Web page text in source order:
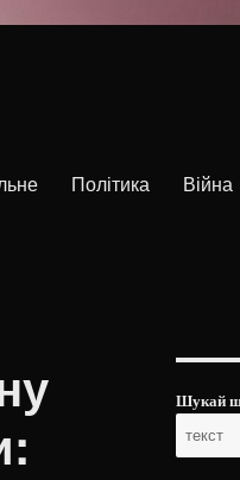
Політика Війна
Шукай